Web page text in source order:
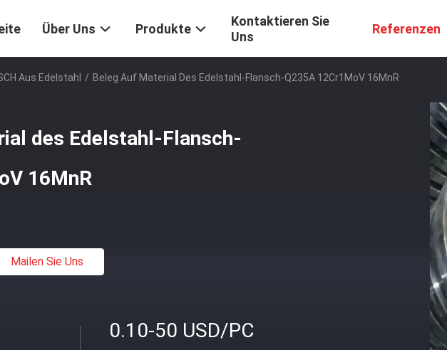
Über Uns Produkte
Kontaktieren Sie
Uns
Referenzen
Aus Edelstahl / Beleg Auf Material Des Edelstahl-Flansch-Q235A 12Cr1MoV 16MnR
des Edelstahl-Flansch-
16MnR
Mailen Sie Uns
0.10-50 USD/PC